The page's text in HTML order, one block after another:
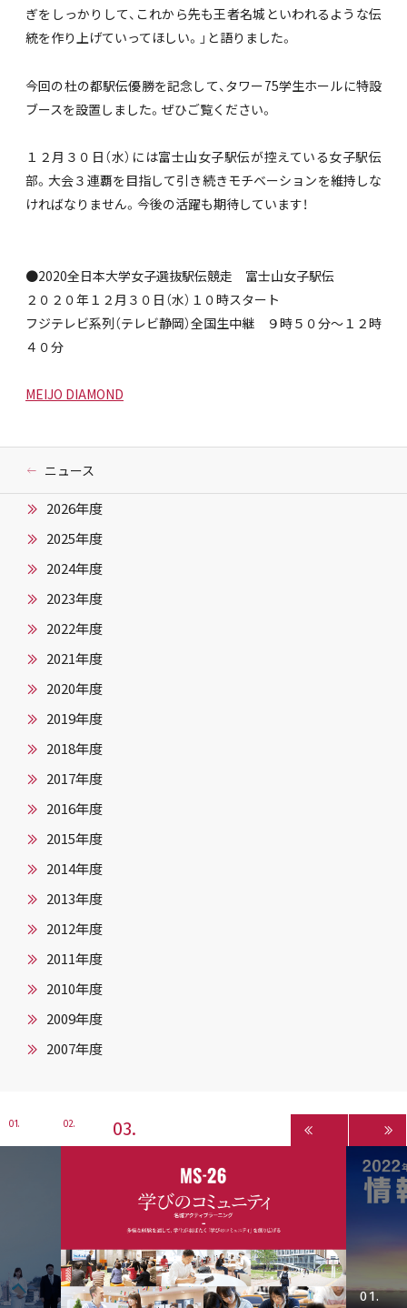
ぎをしっかりして、これから先も王者名城といわれるような伝
統を作り上げていってほしい。」と語りました。
今回の杜の都駅伝優勝を記念して、タワー75学生ホールに特設
ブースを設置しました。ぜひご覧ください。
１２月３０日（水）には富士山女子駅伝が控えている女子駅伝
部。大会３連覇を目指して引き続きモチベーションを維持しな
ければなりません。今後の活躍も期待しています！
●2020全日本大学女子選抜駅伝競走 富士山女子駅伝
２０２０年１２月３０日（水）１０時スタート
フジテレビ系列（テレビ静岡）全国生中継 ９時５０分～１２時
４０分
MEIJO DIAMOND
ニュース
2026年度
2025年度
2024年度
2023年度
2022年度
2021年度
2020年度
2019年度
2018年度
2017年度
2016年度
2015年度
2014年度
2013年度
2012年度
2011年度
2010年度
2009年度
2007年度
1 2 3